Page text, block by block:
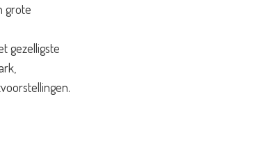
grote
gezelligste